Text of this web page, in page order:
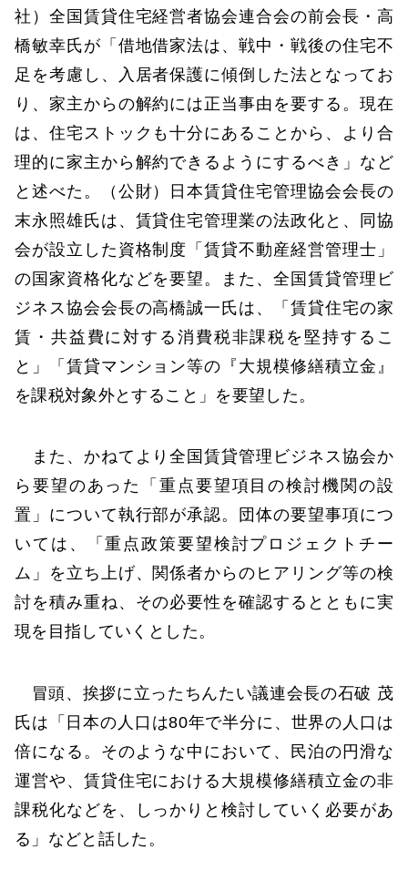
社）全国賃貸住宅経営者協会連合会の前会長・高
橋敏幸氏が「借地借家法は、戦中・戦後の住宅不
足を考慮し、入居者保護に傾倒した法となってお
り、家主からの解約には正当事由を要する。現在
は、住宅ストックも十分にあることから、より合
理的に家主から解約できるようにするべき」など
と述べた。（公財）日本賃貸住宅管理協会会長の
末永照雄氏は、賃貸住宅管理業の法政化と、同協
会が設立した資格制度「賃貸不動産経営管理士」
の国家資格化などを要望。また、全国賃貸管理ビ
ジネス協会会長の高橋誠一氏は、「賃貸住宅の家
賃・共益費に対する消費税非課税を堅持するこ
と」「賃貸マンション等の『大規模修繕積立金』
を課税対象外とすること」を要望した。
また、かねてより全国賃貸管理ビジネス協会か
ら要望のあった「重点要望項目の検討機関の設
置」について執行部が承認。団体の要望事項につ
いては、「重点政策要望検討プロジェクトチー
ム」を立ち上げ、関係者からのヒアリング等の検
討を積み重ね、その必要性を確認するとともに実
現を目指していくとした。
冒頭、挨拶に立ったちんたい議連会長の石破 茂
氏は「日本の人口は80年で半分に、世界の人口は
倍になる。そのような中において、民泊の円滑な
運営や、賃貸住宅における大規模修繕積立金の非
課税化などを、しっかりと検討していく必要があ
る」などと話した。